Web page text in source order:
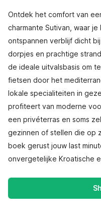
Ontdek het comfort van
charmante Sutivan, waar
ontspannen verblijf dicht
dorpjes en prachtige
de ideale uitvalsbasis om
fietsen door het
lokale specialiteiten in
profiteert van moderne
een privéterras en soms
gezinnen of stellen die op
boek gerust jouw last
onvergetelijke Kroatische